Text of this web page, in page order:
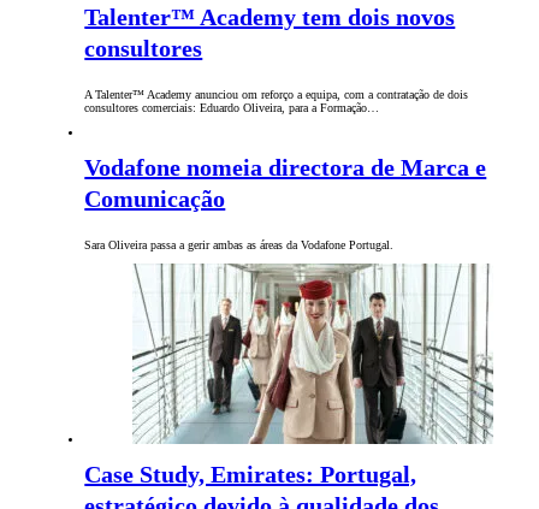
Talenter™ Academy tem dois novos
consultores
A Talenter™ Academy anunciou om reforço a equipa, com a contratação de dois
consultores comerciais: Eduardo Oliveira, para a Formação…
Vodafone nomeia directora de Marca e
Comunicação
Sara Oliveira passa a gerir ambas as áreas da Vodafone Portugal.
Case Study, Emirates: Portugal,